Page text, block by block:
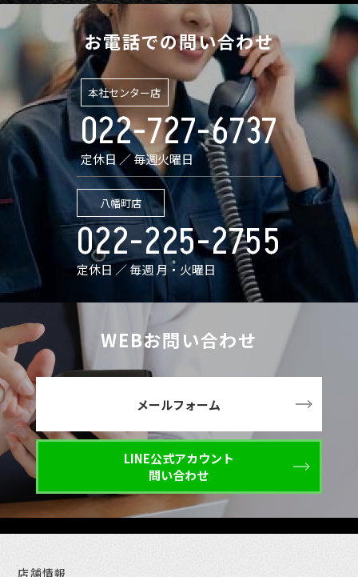
お電話での問い合わせ
本社センター店
022-727-6737
定休日 ／ 毎週火曜日
八幡町店
022-225-2755
定休日 ／ 毎週 月・火曜日
WEBお問い合わせ
メールフォーム
LINE公式アカウント
問い合わせ
店舗情報